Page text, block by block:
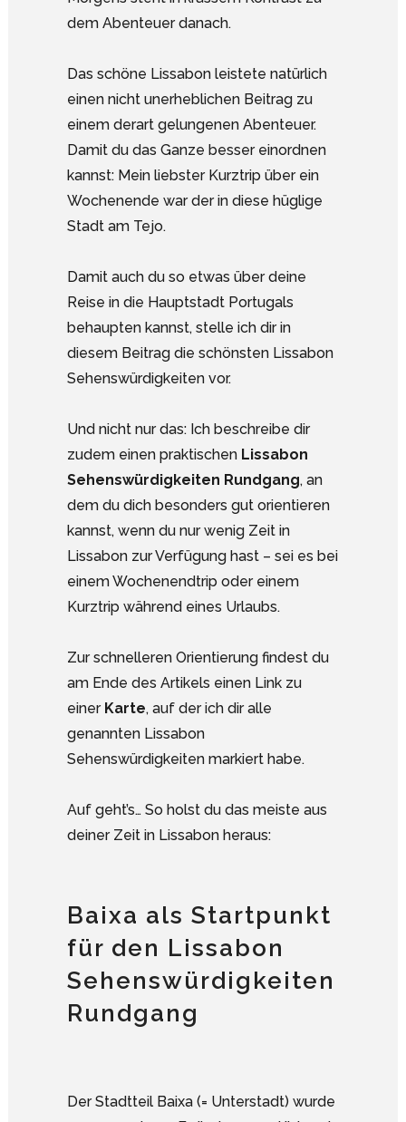
dem Abenteuer danach.
Das schöne Lissabon leistete natürlich
einen nicht unerheblichen Beitrag zu
einem derart gelungenen Abenteuer.
Damit du das Ganze besser einordnen
kannst: Mein liebster Kurztrip über ein
Wochenende war der in diese hüglige
Stadt am Tejo.
Damit auch du so etwas über deine
Reise in die Hauptstadt Portugals
behaupten kannst, stelle ich dir in
diesem Beitrag die schönsten Lissabon
Sehenswürdigkeiten vor.
Und nicht nur das: Ich beschreibe dir
zudem einen praktischen Lissabon
Sehenswürdigkeiten Rundgang, an
dem du dich besonders gut orientieren
kannst, wenn du nur wenig Zeit in
Lissabon zur Verfügung hast – sei es bei
einem Wochenendtrip oder einem
Kurztrip während eines Urlaubs.
Zur schnelleren Orientierung findest du
am Ende des Artikels einen Link zu
einer Karte, auf der ich dir alle
genannten Lissabon
Sehenswürdigkeiten markiert habe.
Auf geht’s… So holst du das meiste aus
deiner Zeit in Lissabon heraus:
Baixa als Startpunkt
für den Lissabon
Sehenswürdigkeiten
Rundgang
Der Stadtteil Baixa (= Unterstadt) wurde